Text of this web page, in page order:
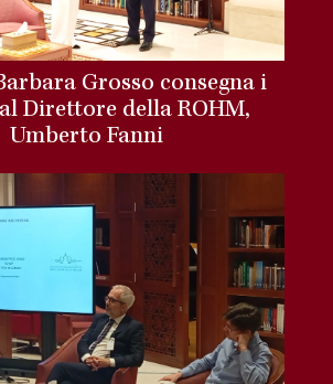
Grosso consegna i
Direttore della ROHM,
Umberto Fanni